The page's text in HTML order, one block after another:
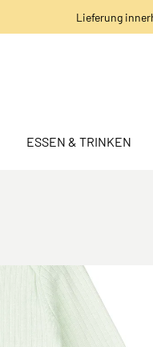
Lieferung
ESSEN & TRINKEN